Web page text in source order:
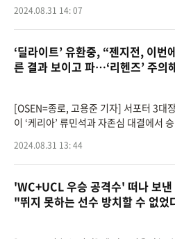
5, 17-25, 25-19)로 졌다.
2024.08.31 14: 07
‘딜라이트’ 유환중, “젠지전, 이번
른 결과 보이고 파…‘리헨즈’ 주의
[OSEN=종로, 고용준 기자] 서포터 3대
이 ‘케리아’ 류민석과 자존심 대결에서
2024.08.31 13: 44
'WC+UCL 우승 공격수' 떠나 보
"뛰지 못하는 선수 방치할 수 없었